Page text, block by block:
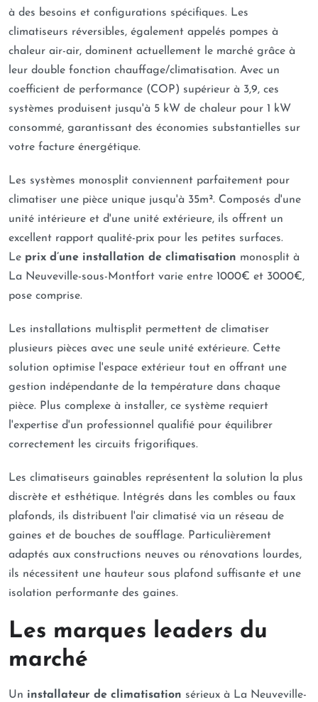
à des besoins et configurations spécifiques. Les
climatiseurs réversibles, également appelés pompes à
chaleur air-air, dominent actuellement le marché grâce à
leur double fonction chauffage/climatisation. Avec un
coefficient de performance (COP) supérieur à 3,9, ces
systèmes produisent jusqu'à 5 kW de chaleur pour 1 kW
consommé, garantissant des économies substantielles sur
votre facture énergétique.
Les systèmes monosplit conviennent parfaitement pour
climatiser une pièce unique jusqu'à 35m². Composés d'une
unité intérieure et d'une unité extérieure, ils offrent un
excellent rapport qualité-prix pour les petites surfaces.
Le prix d’une installation de climatisation monosplit à
La Neuveville-sous-Montfort varie entre 1000€ et 3000€,
pose comprise.
Les installations multisplit permettent de climatiser
plusieurs pièces avec une seule unité extérieure. Cette
solution optimise l'espace extérieur tout en offrant une
gestion indépendante de la température dans chaque
pièce. Plus complexe à installer, ce système requiert
l'expertise d'un professionnel qualifié pour équilibrer
correctement les circuits frigorifiques.
Les climatiseurs gainables représentent la solution la plus
discrète et esthétique. Intégrés dans les combles ou faux
plafonds, ils distribuent l'air climatisé via un réseau de
gaines et de bouches de soufflage. Particulièrement
adaptés aux constructions neuves ou rénovations lourdes,
ils nécessitent une hauteur sous plafond suffisante et une
isolation performante des gaines.
Les marques leaders du
marché
Un installateur de climatisation sérieux à La Neuveville-